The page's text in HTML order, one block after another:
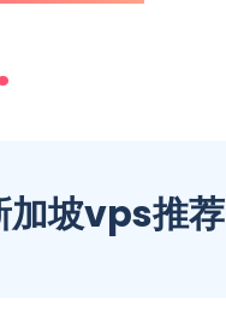
加坡vps推荐